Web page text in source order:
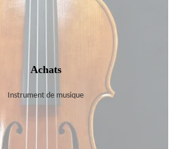
Achats
Instrument de musique